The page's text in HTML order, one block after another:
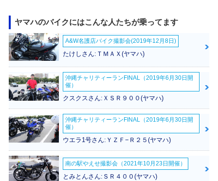
1998年 TW200E・
追加
1998年 TW200・
カラーチェンジ
1996年 TW200・
カラーチェンジ
1993年 TW200・
カラーチェンジ
1993年 TW200・
カラーチェンジ
1991年 TW200・
カラーチェンジ
ヤマハのバイクにはこんな人たちが乗ってます
A&W名護店バイク撮影会(2019年12月8日)
たけしさん:ＴＭＡＸ(ヤマハ)
沖縄チャリティーランFINAL（2019年6月30日開
催）
クスクスさん:ＸＳＲ９００(ヤマハ)
沖縄チャリティーランFINAL（2019年6月30日開
催）
ウエラ1号さん:ＹＺＦ−Ｒ２５(ヤマハ)
南の駅やえせ撮影会（2021年10月23日開催）
とみとんさん:ＳＲ４００(ヤマハ)